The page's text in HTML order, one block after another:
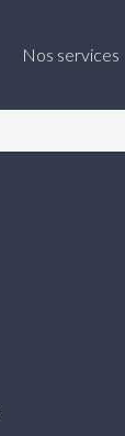
Nos services